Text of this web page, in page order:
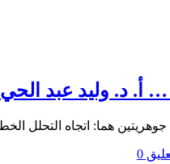
… أ. د. وليد عبد الحي
0